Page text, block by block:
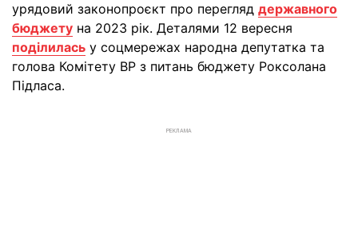
урядовий законопроєкт про перегляд державного
бюджету на 2023 рік. Деталями 12 вересня
поділилась у соцмережах народна депутатка та
голова Комітету ВР з питань бюджету Роксолана
Підласа.
РЕКЛАМА